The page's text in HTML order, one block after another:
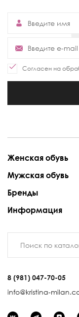
Согласен на
Женская обувь
Мужская обувь
Бренды
Информация
8 (981) 047-70-05
info@kristina-